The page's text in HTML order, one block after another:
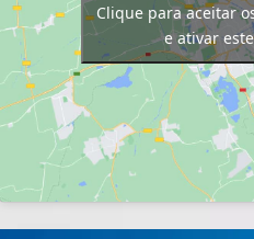
Clique para aceitar
e ativar